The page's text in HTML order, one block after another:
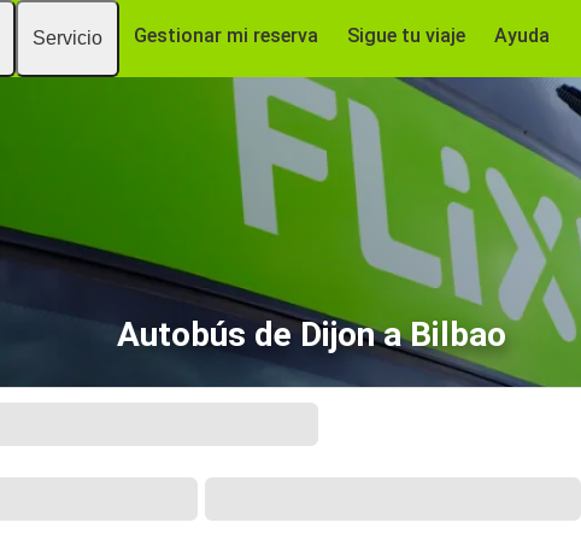
Servicio Gestionar mi reserva Sigue tu viaje Ayuda
Autobús de Dijon a Bilbao